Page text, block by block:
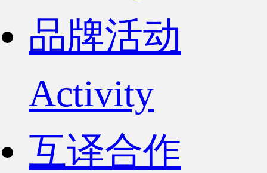
品牌活动
Activity
互译合作